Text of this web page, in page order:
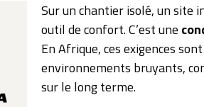
Sur un chantier isolé, un site
outil de confort. C’est une
En Afrique, ces exigences
environnements bruyants,
sur le long terme.